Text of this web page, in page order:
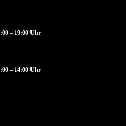
– 19:00 Uhr
– 14:00 Uhr